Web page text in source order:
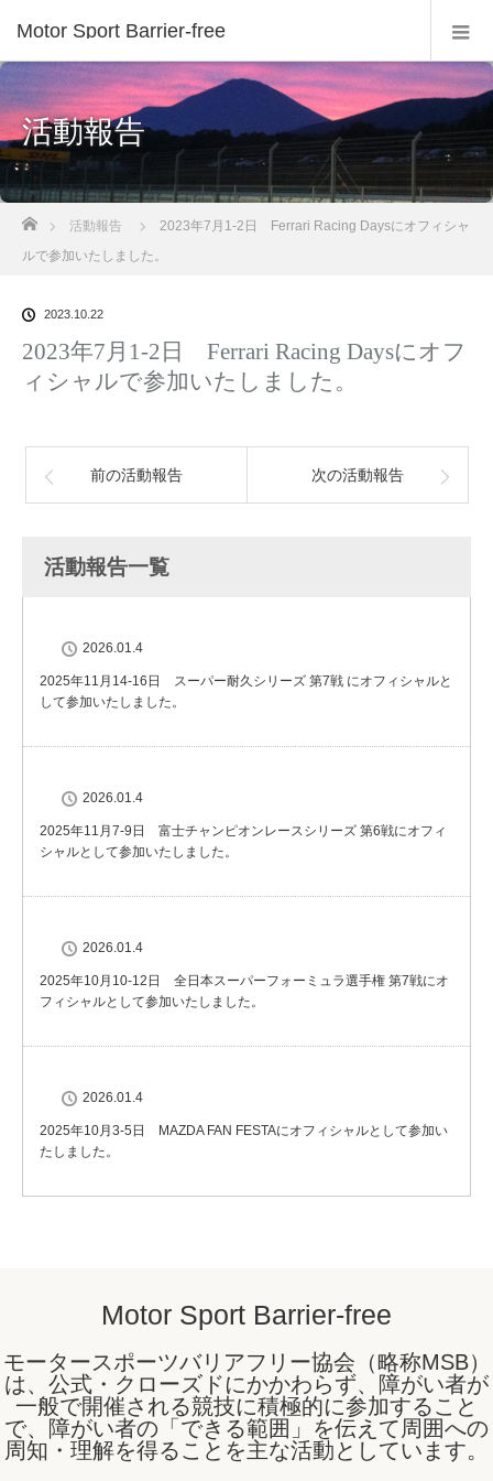
Motor Sport Barrier-free
活動報告
ホーム
活動報告
2023年7月1-2日 Ferrari Racing Daysにオフィシャ
ルで参加いたしました。
2023.10.22
2023年7月1-2日 Ferrari Racing Daysにオフ
ィシャルで参加いたしました。
前の活動報告 次の活動報告
活動報告一覧
2026.01.4
2025年11月14-16日 スーパー耐久シリーズ 第7戦 にオフィシャルと
して参加いたしました。
2026.01.4
2025年11月7-9日 富士チャンピオンレースシリーズ 第6戦にオフィ
シャルとして参加いたしました。
2026.01.4
2025年10月10-12日 全日本スーパーフォーミュラ選手権 第7戦にオ
フィシャルとして参加いたしました。
2026.01.4
2025年10月3-5日 MAZDA FAN FESTAにオフィシャルとして参加い
たしました。
Motor Sport Barrier-free
モータースポーツバリアフリー協会（略称MSB）
は、公式・クローズドにかかわらず、障がい者が
一般で開催される競技に積極的に参加すること
で、障がい者の「できる範囲」を伝えて周囲への
周知・理解を得ることを主な活動としています。